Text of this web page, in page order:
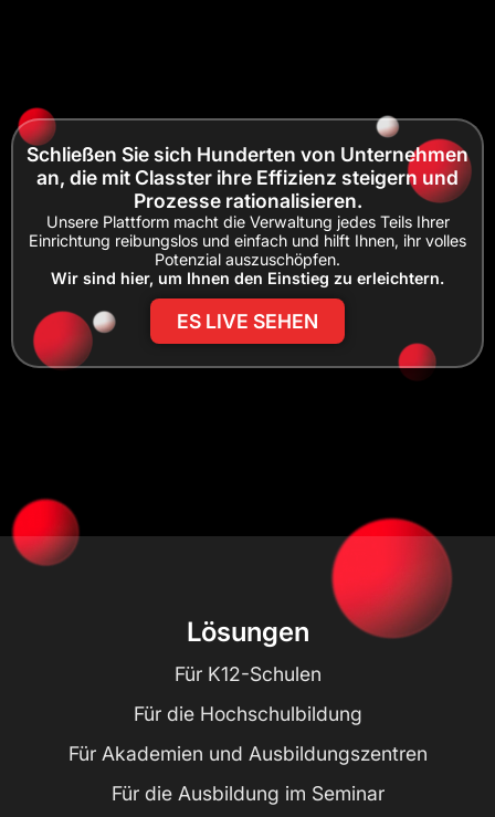
Schließen Sie sich Hunderten von Unternehmen
an, die mit Classter ihre Effizienz steigern und
Prozesse rationalisieren.
Unsere Plattform macht die Verwaltung jedes Teils Ihrer
Einrichtung reibungslos und einfach und hilft Ihnen, ihr volles
Potenzial auszuschöpfen.
Wir sind hier, um Ihnen den Einstieg zu erleichtern.
ES LIVE SEHEN
Lösungen
Für K12-Schulen
Für die Hochschulbildung
Für Akademien und Ausbildungszentren
Für die Ausbildung im Seminar